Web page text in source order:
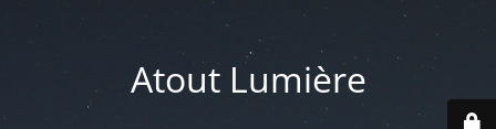
Atout Lumière